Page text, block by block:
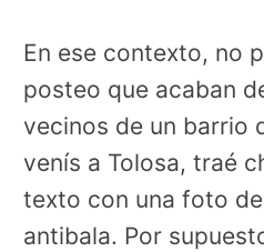
En ese contexto, no
posteo que acaban
vecinos de un barrio
venís a Tolosa, traé
texto con una foto
antibala. Por